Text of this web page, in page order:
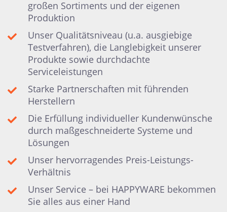
großen Sortiments und der eigenen
Produktion
Unser Qualitätsniveau (u.a. ausgiebige
Testverfahren), die Langlebigkeit unserer
Produkte sowie durchdachte
Serviceleistungen
Starke Partnerschaften mit führenden
Herstellern
Die Erfüllung individueller Kundenwünsche
durch maßgeschneiderte Systeme und
Lösungen
Unser hervorragendes Preis-Leistungs-
Verhältnis
Unser Service – bei HAPPYWARE bekommen
Sie alles aus einer Hand